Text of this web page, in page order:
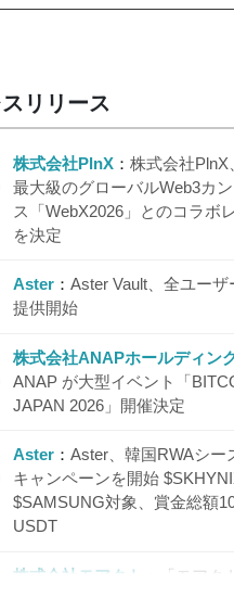
リリース
株式会社PlnX
株式会社PlnX
最大級のグローバルWeb3カ
ス「WebX2026」とのコラボ
を決定
Aster
Aster Vault、全ユーザ
提供開始
株式会社ANAPホールディン
ANAP が大型イベント「
JAPAN 2026」開催決定
Aster
Aster、韓国RWAシー
キャンペーンを開始
$SAMSUNG対象、賞金総額
USDT
株式会社モアクト
「モアク